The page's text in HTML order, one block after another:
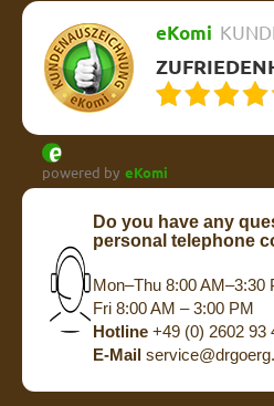
eKomi
powered by eKomi
Do you have any
personal telephone
Mon–Thu 8:00 AM–3:30
Fri 8:00 AM – 3:00 PM
Hotline +49 (0) 2602 93
E-Mail